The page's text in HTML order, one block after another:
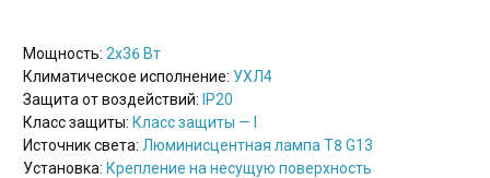
Мощность: 2х36 Вт
Климатическое исполнение: УХЛ4
Защита от воздействий: IP20
Класс защиты: Класс защиты — I
Источник света: Люминисцентная лампа Т8 G13
Установка: Крепление на несущую поверхность